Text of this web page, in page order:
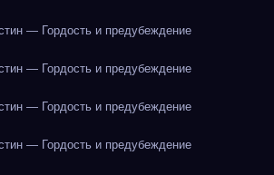
— Гордость и предубеждение
— Гордость и предубеждение
— Гордость и предубеждение
— Гордость и предубеждение